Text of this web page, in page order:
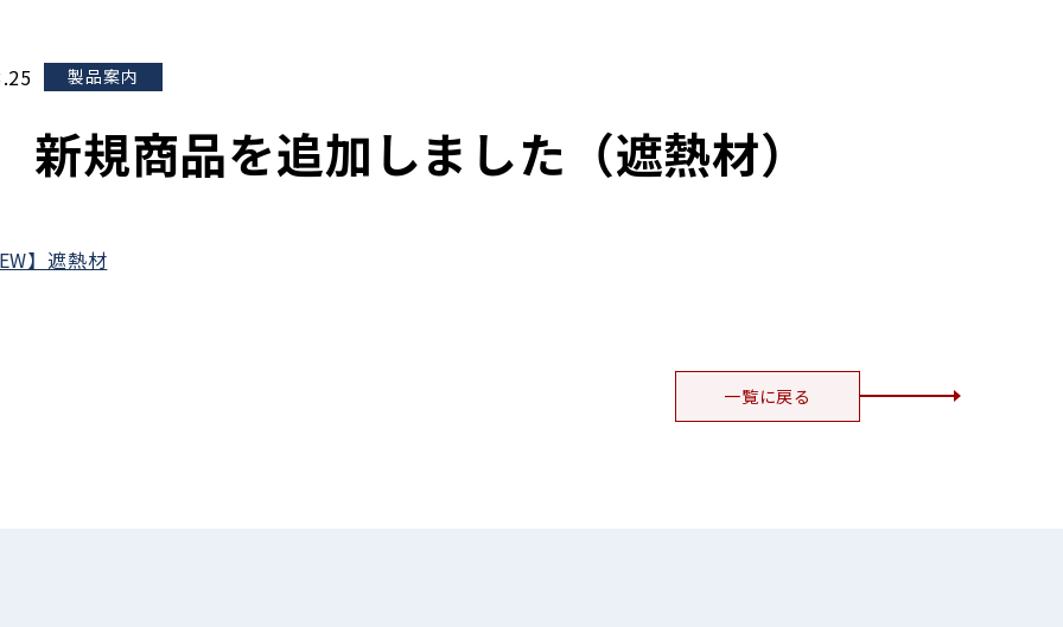
製品案内
新規商品を追加しました（遮熱材）
】遮熱材
一覧に戻る